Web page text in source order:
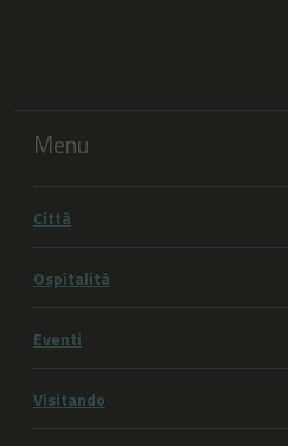
Menu
Città
Ospitalità
Eventi
Visitando